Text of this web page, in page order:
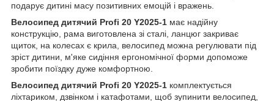
подарує дитині масу позитивних емоцій і вражень.
Велосипед дитячий Profi 20 Y2025-1 має надійну
конструкцію, рама виготовлена зі сталі, ланцюг закриває
щиток, на колесах є крила, велосипед можна регулювати під
зріст дитини, м'яке сидіння ергономічної форми допоможе
зробити поїздку дуже комфортною.
Велосипед дитячий Profi 20 Y2025-1 комплектується
ліхтариком, дзвінком і катафотами, щоб зупинити велосипед,